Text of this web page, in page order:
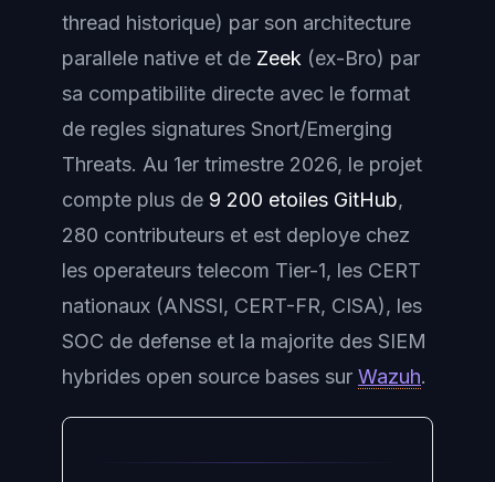
thread historique) par son architecture
parallele native et de Zeek (ex-Bro) par
sa compatibilite directe avec le format
de regles signatures Snort/Emerging
Threats. Au 1er trimestre 2026, le projet
compte plus de 9 200 etoiles GitHub,
280 contributeurs et est deploye chez
les operateurs telecom Tier-1, les CERT
nationaux (ANSSI, CERT-FR, CISA), les
SOC de defense et la majorite des SIEM
hybrides open source bases sur Wazuh.